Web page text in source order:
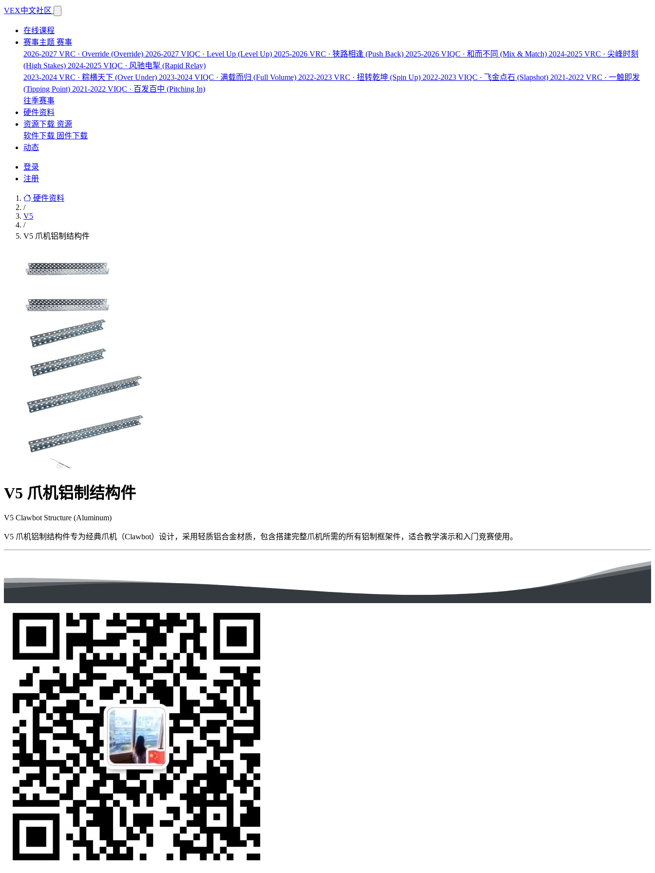
VEX中文社区
在线课程
赛事主题 赛事
2026-2027 VRC · Override (Override) 2026-2027 VIQC · Level Up (Level Up) 2025-2026 VRC · 狭路相逢 (Push Back) 2025-2026 VIQC · 和而不同 (Mix & Match) 2024-2025 VRC · 尖峰时刻
(High Stakes) 2024-2025 VIQC · 风驰电掣 (Rapid Relay)
2023-2024 VRC · 粽横天下 (Over Under) 2023-2024 VIQC · 满载而归 (Full Volume) 2022-2023 VRC · 扭转乾坤 (Spin Up) 2022-2023 VIQC · 飞金点石 (Slapshot) 2021-2022 VRC · 一触即发
(Tipping Point) 2021-2022 VIQC · 百发百中 (Pitching In)
往季赛事
硬件资料
资源下载 资源
软件下载 固件下载
动态
登录
注册
硬件资料
/
V5
/
V5 爪机铝制结构件
V5 爪机铝制结构件
V5 Clawbot Structure (Aluminum)
V5 爪机铝制结构件专为经典爪机（Clawbot）设计，采用轻质铝合金材质，包含搭建完整爪机所需的所有铝制框架件，适合教学演示和入门竞赛使用。